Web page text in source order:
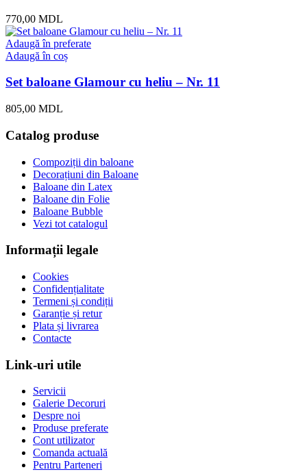
770,00 MDL
Adaugă în preferate
Adaugă în coș
Set baloane Glamour cu heliu – Nr. 11
805,00 MDL
Catalog produse
Compoziții din baloane
Decorațiuni din Baloane
Baloane din Latex
Baloane din Folie
Baloane Bubble
Vezi tot catalogul
Informații legale
Cookies
Confidențialitate
Termeni și condiții
Garanție și retur
Plata și livrarea
Contacte
Link-uri utile
Servicii
Galerie Decoruri
Despre noi
Produse preferate
Cont utilizator
Comanda actuală
Pentru Parteneri